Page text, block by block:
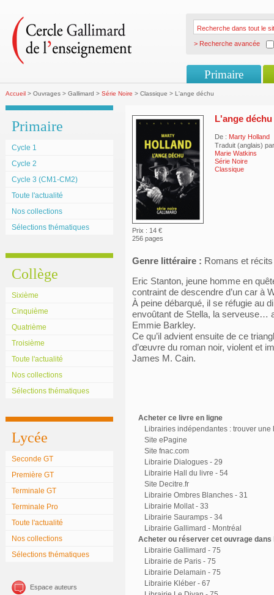
> Recherche avancée
Primaire
Accueil > Ouvrages > Gallimard > Série Noire > Classique > L'ange déchu
Primaire
Cycle 1
Cycle 2
Cycle 3 (CM1-CM2)
Toute l'actualité
Nos collections
Sélections thématiques
Collège
Sixième
Cinquième
Quatrième
Troisième
Toute l'actualité
Nos collections
Sélections thématiques
Lycée
Seconde GT
Première GT
Terminale GT
Terminale Pro
Toute l'actualité
Nos collections
Sélections thématiques
Espace auteurs
Prix : 14 €
256 pages
L'ange déchu
De : Marty Holland
Traduit (anglais)
Marie Watkins
Série Noire
Classique
Genre littéraire : Romans et récits
Eric Stanton, jeune homme en
contraint de descendre d’un car à
À peine débarqué, il se réfugie au
envoûtant de Stella, la serveuse…
Emmie Barkley.
Ce qu’il advient ensuite de ce
d’œuvre du roman noir, violent et
James M. Cain.
Acheter ce livre en ligne
Librairies indépendantes : trouver une
Site ePagine
Site fnac.com
Librairie Dialogues - 29
Librairie Hall du livre - 54
Site Decitre.fr
Librairie Ombres Blanches - 31
Librairie Mollat - 33
Librairie Sauramps - 34
Librairie Gallimard - Montréal
Acheter ou réserver cet ouvrage
Librairie Gallimard - 75
Librairie de Paris - 75
Librairie Delamain - 75
Librairie Kléber - 67